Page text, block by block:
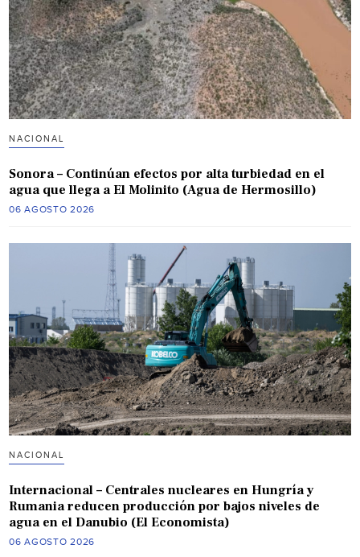
NACIONAL
Sonora – Continúan efectos por alta turbiedad en el
agua que llega a El Molinito (Agua de Hermosillo)
06 AGOSTO 2026
NACIONAL
Internacional – Centrales nucleares en Hungría y
Rumania reducen producción por bajos niveles de
agua en el Danubio (El Economista)
06 AGOSTO 2026